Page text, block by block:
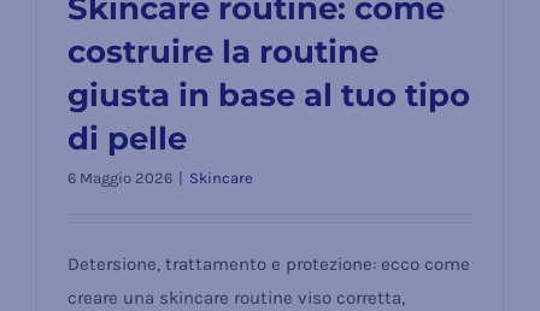
Skincare routine: come costruire
la routine giusta in base al tuo tipo
Skincare routine: come
costruire la routine
giusta in base al tuo tipo
di pelle
6 Maggio 2026 Skincare
Detersione, trattamento e protezione: ecco come
creare una skincare routine viso corretta,